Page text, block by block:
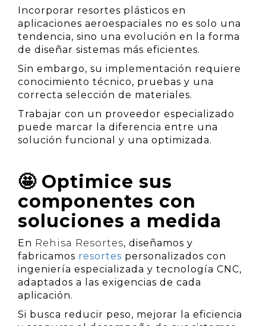
Incorporar resortes plásticos en
aplicaciones aeroespaciales no es solo una
tendencia, sino una evolución en la forma
de diseñar sistemas más eficientes.
Sin embargo, su implementación requiere
conocimiento técnico, pruebas y una
correcta selección de materiales.
Trabajar con un proveedor especializado
puede marcar la diferencia entre una
solución funcional y una optimizada.
🤩 Optimice sus
componentes con
soluciones a medida
En Rehisa Resortes, diseñamos y
fabricamos resortes personalizados con
ingeniería especializada y tecnología CNC,
adaptados a las exigencias de cada
aplicación.
Si busca reducir peso, mejorar la eficiencia